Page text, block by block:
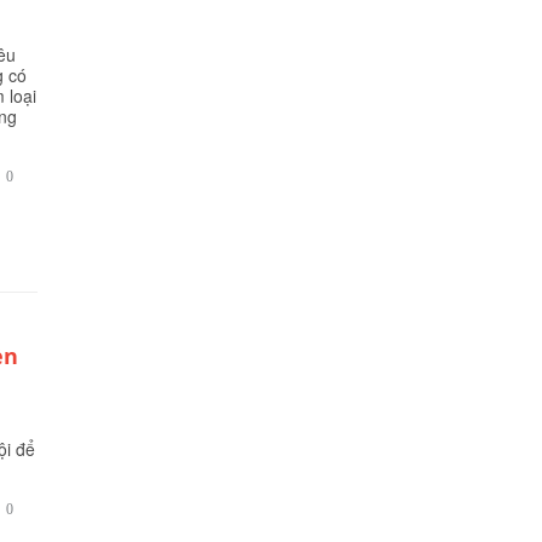
có
loại
0BÌNH
để
0BÌNH